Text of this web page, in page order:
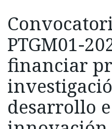
PTGM01-
financiar
desarrollo e